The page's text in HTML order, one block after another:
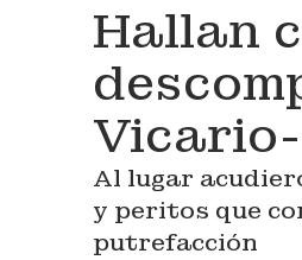
Hallan
Al lugar
y peritos que
putrefacción